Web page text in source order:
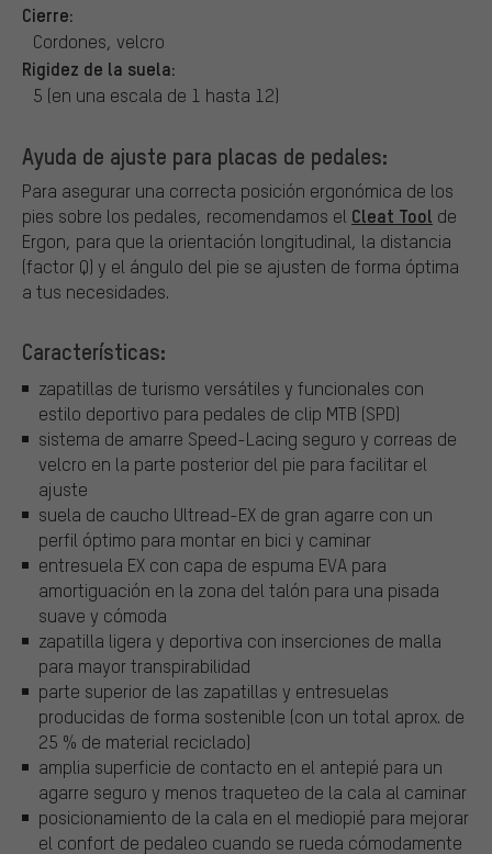
Cierre:
Cordones, velcro
Rigidez de la suela:
5 (en una escala de 1 hasta 12)
Ayuda de ajuste para placas de pedales:
Para asegurar una correcta posición ergonómica de los
pies sobre los pedales, recomendamos el Cleat Tool de
Ergon, para que la orientación longitudinal, la distancia
(factor Q) y el ángulo del pie se ajusten de forma óptima
a tus necesidades.
Características:
zapatillas de turismo versátiles y funcionales con
estilo deportivo para pedales de clip MTB (SPD)
sistema de amarre Speed-Lacing seguro y correas de
velcro en la parte posterior del pie para facilitar el
ajuste
suela de caucho Ultread-EX de gran agarre con un
perfil óptimo para montar en bici y caminar
entresuela EX con capa de espuma EVA para
amortiguación en la zona del talón para una pisada
suave y cómoda
zapatilla ligera y deportiva con inserciones de malla
para mayor transpirabilidad
parte superior de las zapatillas y entresuelas
producidas de forma sostenible (con un total aprox. de
25 % de material reciclado)
amplia superficie de contacto en el antepié para un
agarre seguro y menos traqueteo de la cala al caminar
posicionamiento de la cala en el mediopié para mejorar
el confort de pedaleo cuando se rueda cómodamente